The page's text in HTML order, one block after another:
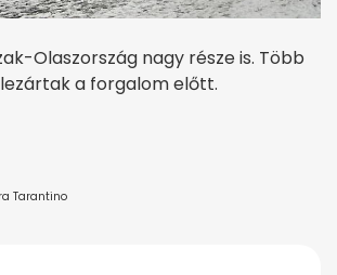
Olaszország nagy része is. Több
a forgalom előtt.
Tarantino